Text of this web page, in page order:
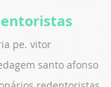
pe. vitor
santo afonso